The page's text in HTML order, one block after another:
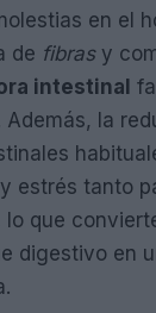
en el
de fibrasy
intestinal
la
estrés tanto
que
digestivo en